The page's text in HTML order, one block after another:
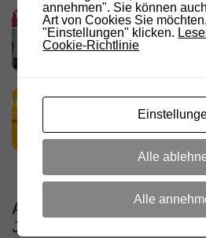
D.R.C. in den
Stadtanzeiger
18. JULI 2026
HamRadio
11. JULI 2026
ALLE
JAHRES
annehmen". Sie können
Art von Cookies Sie
"Einstellungen" klicken.
Cookie-Richtlinie
Alle
Alle